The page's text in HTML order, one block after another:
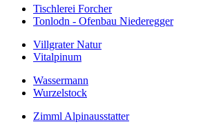
Tischlerei Forcher
Tonlodn - Ofenbau Niederegger
Villgrater Natur
Vitalpinum
Wassermann
Wurzelstock
Zimml Alpinausstatter